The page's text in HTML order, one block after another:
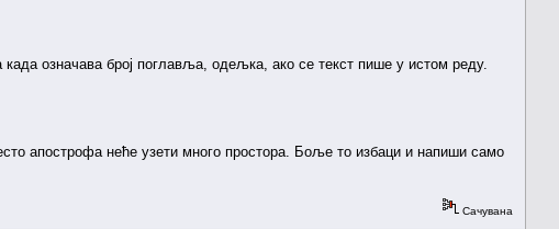
када означава број поглавља, одељка, ако се текст пише у истом реду.
апострофа неће узети много простора. Боље то избаци и напиши само
Сачувана